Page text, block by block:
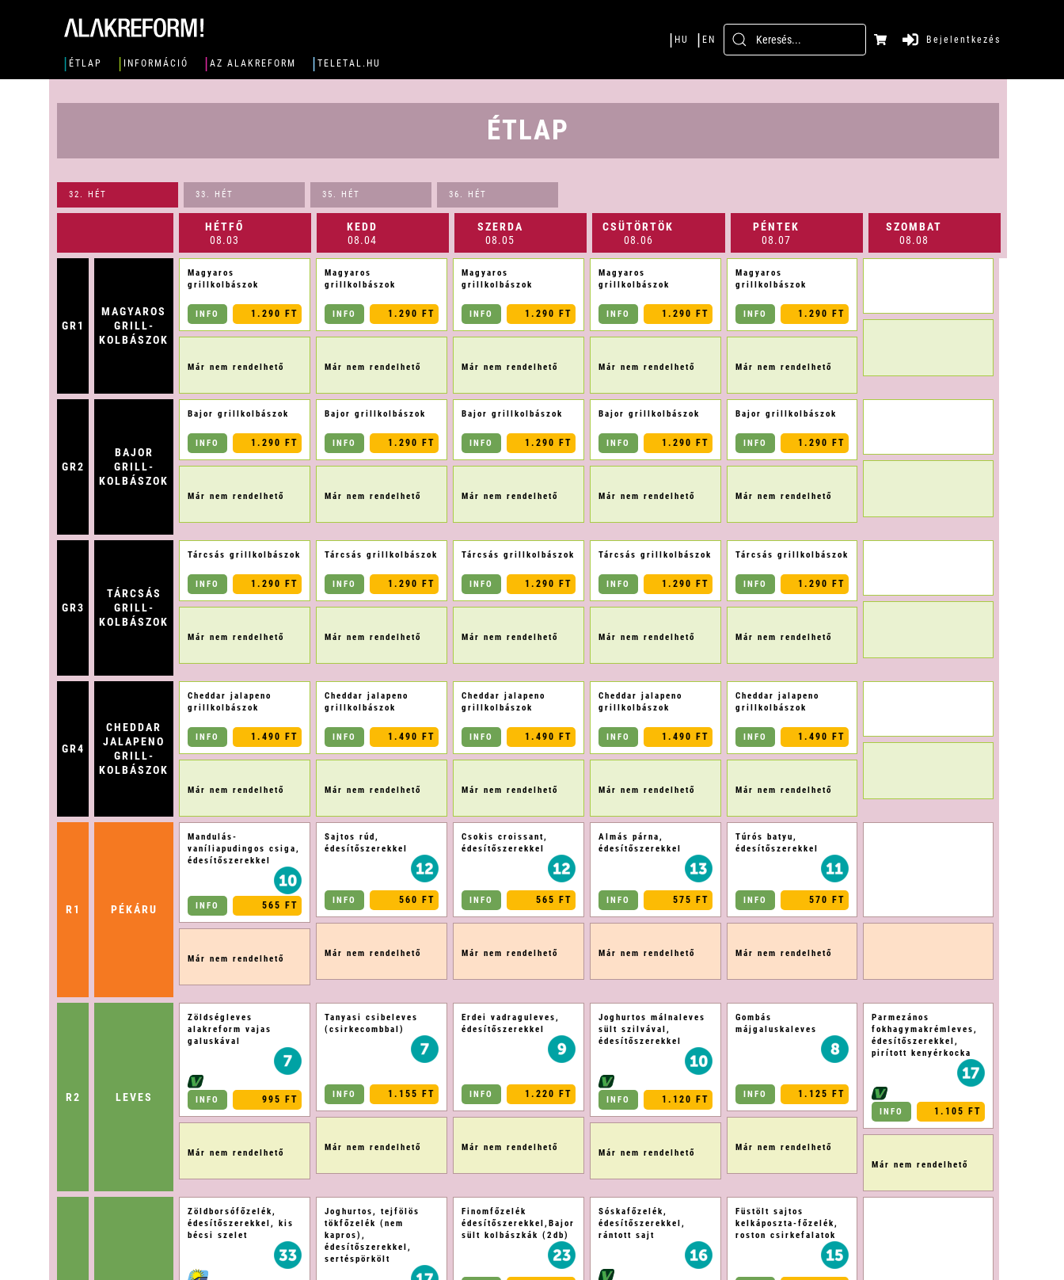
| ÉTLAP | INFORMÁCIÓ | AZ ALAKREFORM | TELETAL.HU
| HU | EN Bejelentkezés
ÉTLAP
32. HÉT 33. HÉT 35. HÉT 36. HÉT
HÉTFŐ
08.03
KEDD
08.04
SZERDA
08.05
CSÜTÖRTÖK
08.06
PÉNTEK
08.07
SZOMBAT
08.08
GR1
MAGYAROS
GRILL-
KOLBÁSZOK
Magyaros
grillkolbászok
INFO 1.290 FT
Már nem rendelhető
Magyaros
grillkolbászok
INFO 1.290 FT
Már nem rendelhető
Magyaros
grillkolbászok
INFO 1.290 FT
Már nem rendelhető
Magyaros
grillkolbászok
INFO 1.290 FT
Már nem rendelhető
Magyaros
grillkolbászok
INFO 1.290 FT
Már nem rendelhető
GR2
BAJOR
GRILL-
KOLBÁSZOK
Bajor grillkolbászok
INFO 1.290 FT
Már nem rendelhető
Bajor grillkolbászok
INFO 1.290 FT
Már nem rendelhető
Bajor grillkolbászok
INFO 1.290 FT
Már nem rendelhető
Bajor grillkolbászok
INFO 1.290 FT
Már nem rendelhető
Bajor grillkolbászok
INFO 1.290 FT
Már nem rendelhető
GR3
TÁRCSÁS
GRILL-
KOLBÁSZOK
Tárcsás grillkolbászok
INFO 1.290 FT
Már nem rendelhető
Tárcsás grillkolbászok
INFO 1.290 FT
Már nem rendelhető
Tárcsás grillkolbászok
INFO 1.290 FT
Már nem rendelhető
Tárcsás grillkolbászok
INFO 1.290 FT
Már nem rendelhető
Tárcsás grillkolbászok
INFO 1.290 FT
Már nem rendelhető
GR4
CHEDDAR
JALAPENO
GRILL-
KOLBÁSZOK
Cheddar jalapeno
grillkolbászok
INFO 1.490 FT
Már nem rendelhető
Cheddar jalapeno
grillkolbászok
INFO 1.490 FT
Már nem rendelhető
Cheddar jalapeno
grillkolbászok
INFO 1.490 FT
Már nem rendelhető
Cheddar jalapeno
grillkolbászok
INFO 1.490 FT
Már nem rendelhető
Cheddar jalapeno
grillkolbászok
INFO 1.490 FT
Már nem rendelhető
R1 PÉKÁRU
Mandulás-
vaníliapudingos csiga,
édesítőszerekkel
INFO 565 FT
Már nem rendelhető
Sajtos rúd,
édesítőszerekkel
INFO 560 FT
Már nem rendelhető
Csokis croissant,
édesítőszerekkel
INFO 565 FT
Már nem rendelhető
Almás párna,
édesítőszerekkel
INFO 575 FT
Már nem rendelhető
Túrós batyu,
édesítőszerekkel
INFO 570 FT
Már nem rendelhető
R2 LEVES
Zöldségleves
alakreform vajas
galuskával
INFO 995 FT
Már nem rendelhető
Tanyasi csibeleves
(csirkecombbal)
INFO 1.155 FT
Már nem rendelhető
Erdei vadraguleves,
édesítőszerekkel
INFO 1.220 FT
Már nem rendelhető
Joghurtos málnaleves
sült szilvával,
édesítőszerekkel
INFO 1.120 FT
Már nem rendelhető
Gombás
májgaluskaleves
INFO 1.125 FT
Már nem rendelhető
Parmezános
fokhagymakrémleves,
édesítőszerekkel,
pirított kenyérkocka
INFO 1.105 FT
Már nem rendelhető
Zöldborsófőzelék,
édesítőszerekkel, kis
bécsi szelet
Joghurtos, tejfölös
tökfőzelék (nem
kapros),
édesítőszerekkel,
sertéspörkölt
Finomfőzelék
édesítőszerekkel,Bajor
sült kolbászkák (2db)
Sóskafőzelék,
édesítőszerekkel,
rántott sajt
Füstölt sajtos
kelkáposzta-főzelék,
roston csirkefalatok